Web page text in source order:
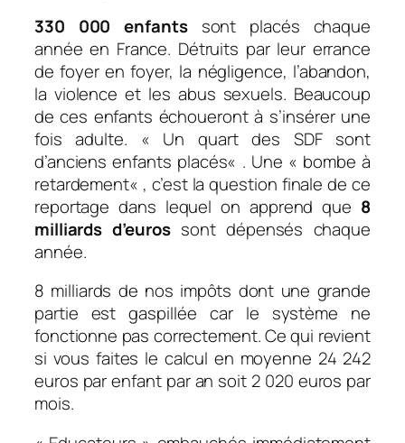
330 000 enfantssont placés chaque
année en France. Détruits par leur errance
de foyer en foyer, la négligence, l’abandon,
la violence et les abus sexuels. Beaucoup
de ces enfants échoueront à s’insérer une
fois adulte. « Un quart des SDF sont
d’anciens enfants placés« . Une « bombe à
retardement« , c’est la question finale de ce
reportage dans lequel on apprend que 8
milliards d’eurossont dépensés chaque
année.
8 milliards de nos impôts dont une grande
partie est gaspillée car le système ne
fonctionne pas correctement. Ce qui revient
si vous faites le calcul en moyenne 24 242
euros par enfant par an soit 2 020 euros par
mois.